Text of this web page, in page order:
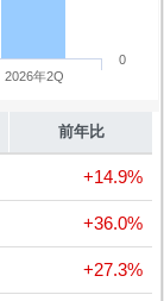
2026年2Q
0
前年比
+14.9%
+36.0%
+27.3%